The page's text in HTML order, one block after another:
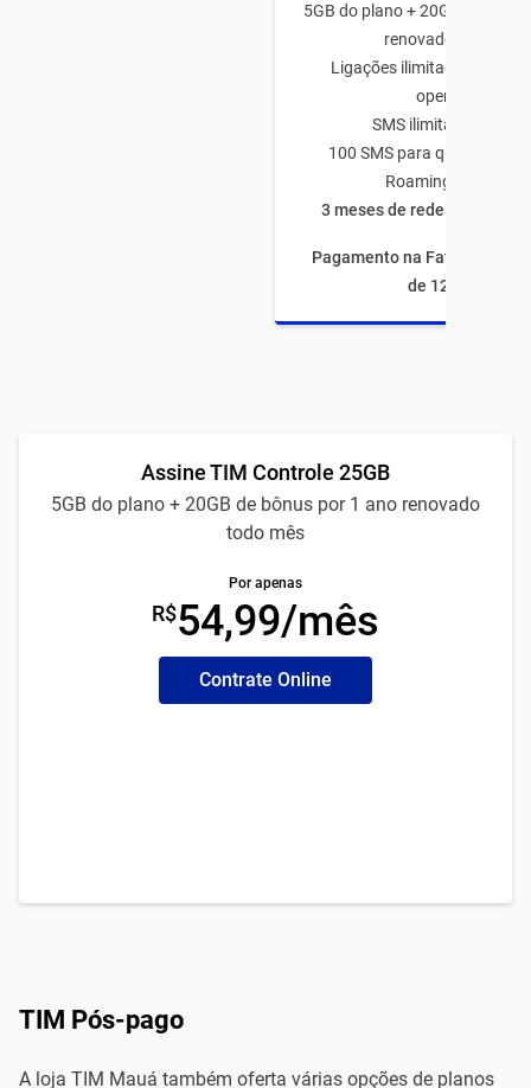
5GB do plano + 20GB de
renovado todo mês
Ligações ilimitadas para
operadora
SMS ilimitado TIM-
100 SMS para qualquer
Roaming Nacional
3 meses de redes sociais à
Pagamento na Fatura com
de 12 meses
Assine TIM Controle 25GB
5GB do plano + 20GB de bônus por 1 ano renovado
todo mês
Por apenas
R$54,99/mês
Contrate Online
TIM Pós-pago
A loja TIM Mauá também oferta várias opções de planos